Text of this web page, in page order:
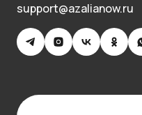
support@azalianow.ru